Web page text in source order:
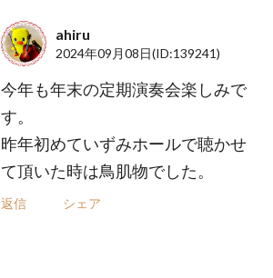
ahiru
2024年09月08日(ID:139241)
今年も年末の定期演奏会楽しみで
す。
昨年初めていずみホールで聴かせ
て頂いた時は鳥肌物でした。
返信 シェア